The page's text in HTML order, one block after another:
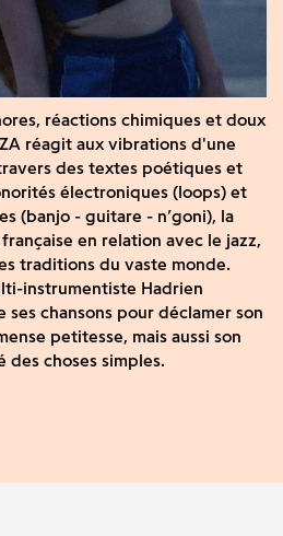
réactions chimiques et doux
réagit aux vibrations d'une
des textes poétiques et
électroniques (loops) et
(banjo - guitare - n’goni), la
en relation avec le jazz,
traditions du vaste monde.
instrumentiste Hadrien
ses chansons pour déclamer son
petitesse, mais aussi son
des choses simples.